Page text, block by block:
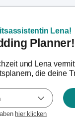
Lena!
Planner!
und Lena
die deine
hier klicken